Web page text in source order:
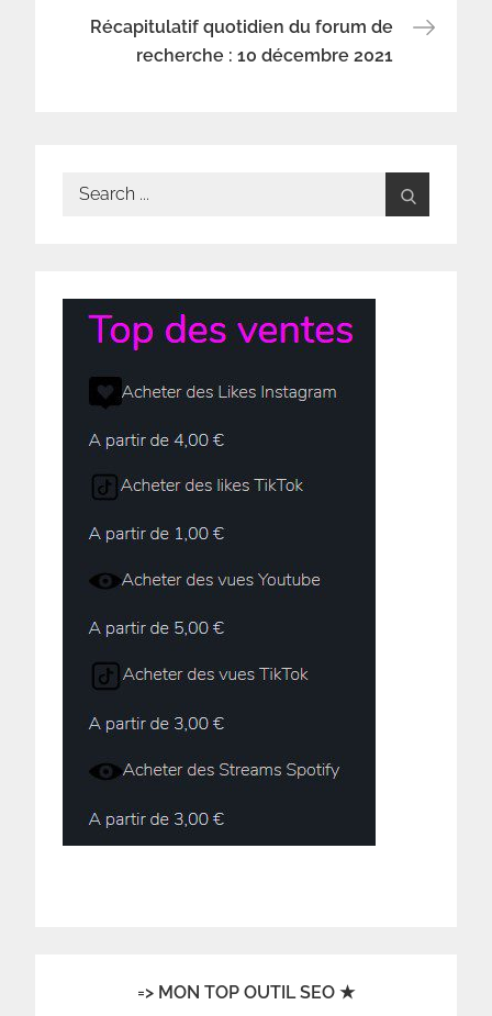
de
l’article
Récapitulatif quotidien du forum de
recherche : 10 décembre 2021
Search
=> MON TOP OUTIL SEO ★